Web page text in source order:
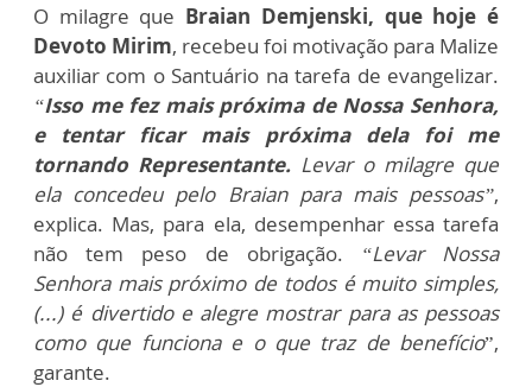
O milagre que Braian Demjenski, que hoje é
Devoto Mirim, recebeu foi motivação para Malize
auxiliar com o Santuário na tarefa de evangelizar.
“Isso me fez mais próxima de Nossa Senhora,
e tentar ficar mais próxima dela foi me
tornando Representante. Levar o milagre que
ela concedeu pelo Braian para mais pessoas”,
explica. Mas, para ela, desempenhar essa tarefa
não tem peso de obrigação. “Levar Nossa
Senhora mais próximo de todos é muito simples,
(...) é divertido e alegre mostrar para as pessoas
como que funciona e o que traz de benefício”,
garante.